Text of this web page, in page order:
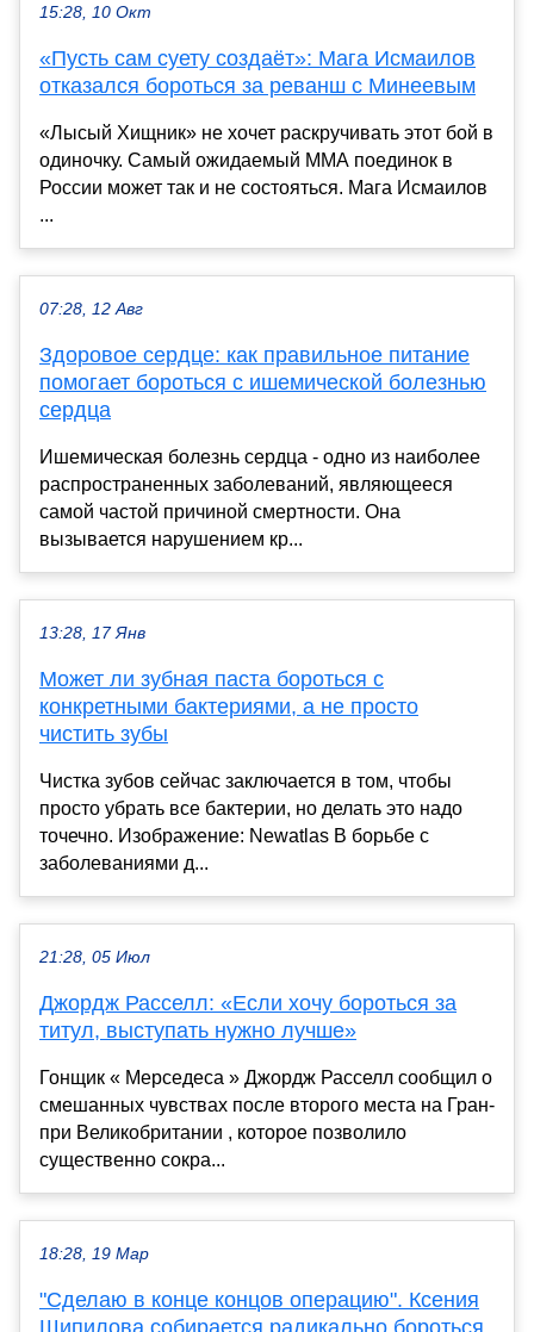
15:28, 10 Окт
«Пусть сам суету создаёт»: Мага Исмаилов
отказался бороться за реванш с Минеевым
«Лысый Хищник» не хочет раскручивать этот бой в
одиночку. Самый ожидаемый ММА поединок в
России может так и не состояться. Мага Исмаилов
...
07:28, 12 Авг
Здоровое сердце: как правильное питание
помогает бороться с ишемической болезнью
сердца
Ишемическая болезнь сердца - одно из наиболее
распространенных заболеваний, являющееся
самой частой причиной смертности. Она
вызывается нарушением кр...
13:28, 17 Янв
Может ли зубная паста бороться с
конкретными бактериями, а не просто
чистить зубы
Чистка зубов сейчас заключается в том, чтобы
просто убрать все бактерии, но делать это надо
точечно. Изображение: Newatlas В борьбе с
заболеваниями д...
21:28, 05 Июл
Джордж Расселл: «Если хочу бороться за
титул, выступать нужно лучше»
Гонщик « Мерседеса » Джордж Расселл сообщил о
смешанных чувствах после второго места на Гран-
при Великобритании , которое позволило
существенно сокра...
18:28, 19 Мар
"Сделаю в конце концов операцию". Ксения